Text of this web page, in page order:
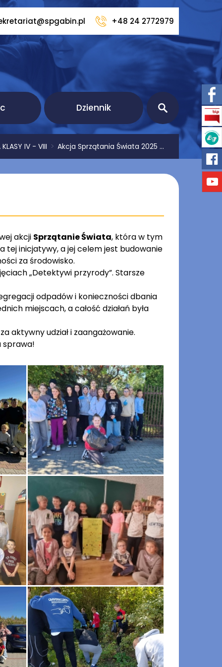
+48 24 2772979
Dziennik
IV - VIII > Akcja Sprzątania Świata 2025 ...
akcji Sprzątanie Świata, która w tym
tej inicjatywy, a jej celem jest budowanie
za środowisko.
„Detektywi przyrody”. Starsze
odpadów i konieczności dbania
miejscach, a całość działań była
aktywny udział i zaangażowanie.
sprawa!